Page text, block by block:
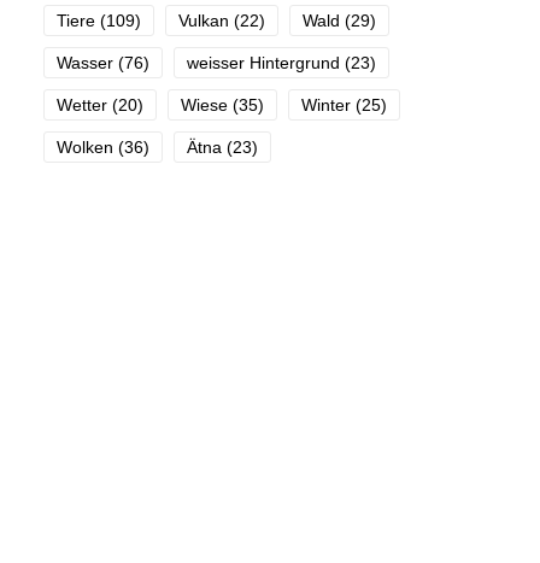
Tiere (109) Vulkan (22) Wald (29)
Wasser (76) weisser Hintergrund (23)
Wetter (20) Wiese (35) Winter (25)
Wolken (36) Ätna (23)